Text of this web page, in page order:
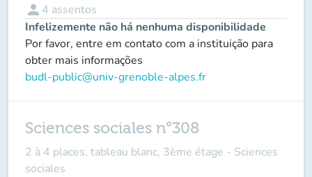
person 4 assentos
Infelizemente não há nenhuma disponibilidade
Por favor, entre em contato com a instituição para
obter mais informações
budl-public@univ-grenoble-alpes.fr
Sciences sociales n°308
2 à 4 places, tableau blanc, 3ème étage - Sciences
sociales